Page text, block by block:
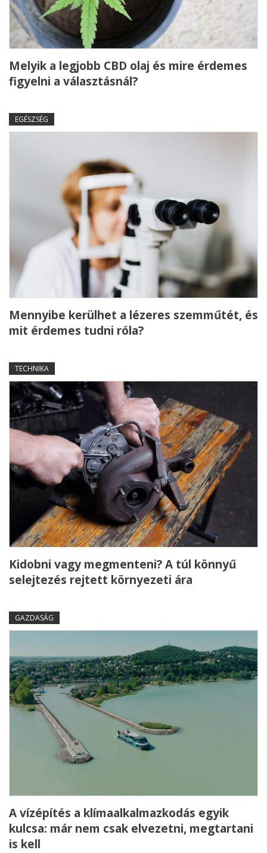
Melyik a legjobb CBD olaj és mire érdemes
figyelni a választásnál?
EGÉSZSÉG
Mennyibe kerülhet a lézeres szemműtét, és
mit érdemes tudni róla?
TECHNIKA
Kidobni vagy megmenteni? A túl könnyű
selejtezés rejtett környezeti ára
GAZDASÁG
A vízépítés a klímaalkalmazkodás egyik
kulcsa: már nem csak elvezetni, megtartani
is kell